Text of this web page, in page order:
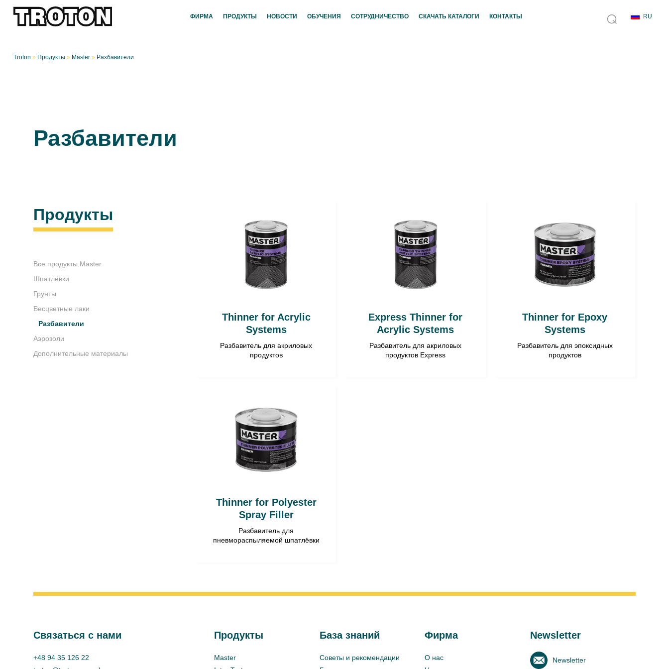
ФИРМА ПРОДУКТЫ НОВОСТИ ОБУЧЕНИЯ СОТРУДНИЧЕСТВО СКАЧАТЬ КАТАЛОГИ КОНТАКТЫ
Troton » Продукты » Master» Разбавители
Разбавители
Продукты
Все продукты Master
Шпатлёвки
Грунты
Бесцветные лаки
Разбавители
Аэрозоли
Дополнительные материалы
Thinner for Acrylic
Systems
Разбавитель для акриловых
продуктов
Express Thinner for
Acrylic Systems
Разбавитель для акриловых
продуктов Express
Thinner for Epoxy
Systems
Разбавитель для эпоксидных
продуктов
Thinner for Polyester
Spray Filler
Разбавитель для
пневмораспыляемой шпатлёвки
Cвязаться с нами
+48 94 35 126 22
Продукты
Master
База знаний
Советы и рекомендации
Фирма
О нас
Newsletter
Newsletter